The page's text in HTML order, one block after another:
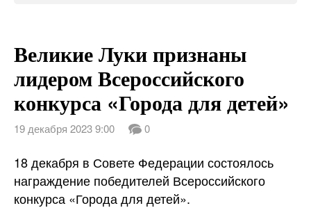
Слово Дело
Народные
ВТРК
Великие Луки признаны
лидером Всероссийского
конкурса «Города для детей»
19 декабря 2023 9:00 0
18 декабря в Совете Федерации состоялось
награждение победителей Всероссийского
конкурса «Города для детей».